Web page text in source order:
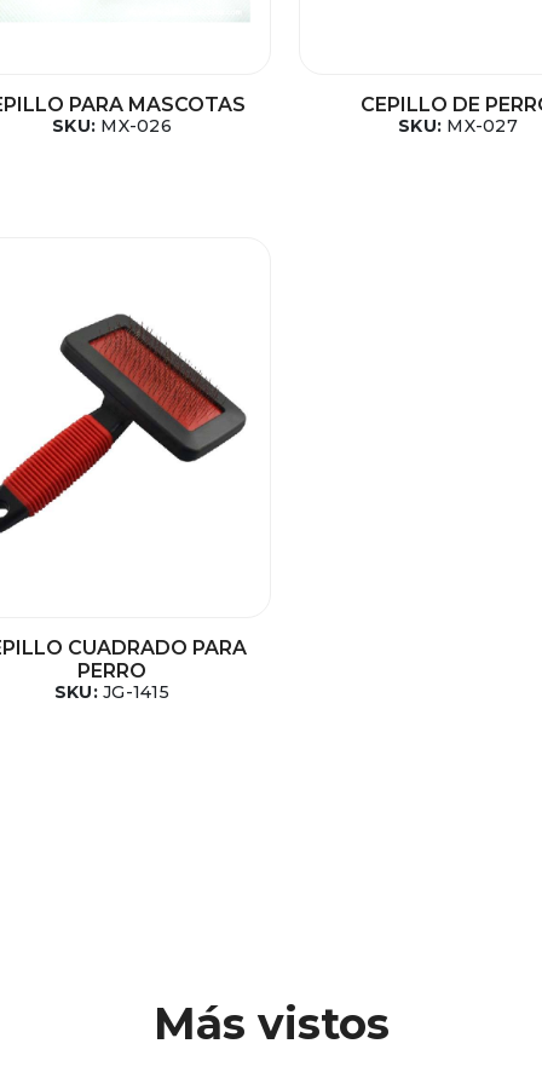
PARA MASCOTAS
SKU: MX-026
CEPILLO DE
SKU: MX-027
CUADRADO PARA
PERRO
SKU:JG-1415
Más vistos